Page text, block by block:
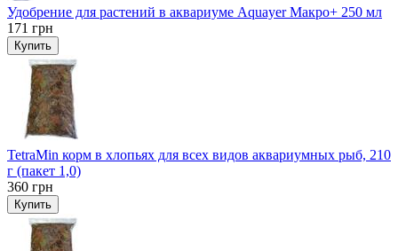
Удобрение для растений в аквариуме Aquayer Макро+ 250 мл
171 грн
Купить
TetraMin корм в хлопьях для всех видов аквариумных рыб, 210
г (пакет 1,0)
360 грн
Купить